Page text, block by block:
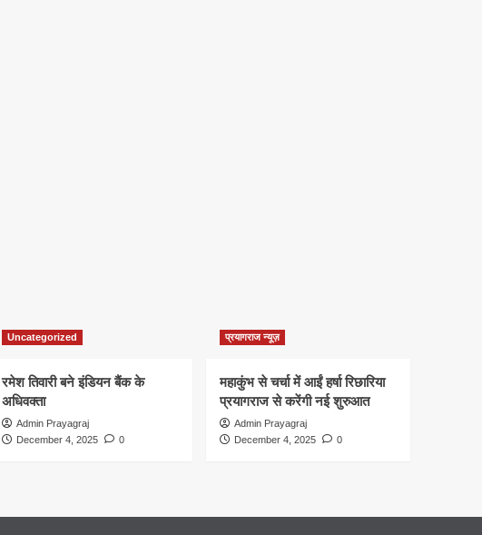
Uncategorized
रमेश तिवारी बने इंडियन बैंक के
अधिवक्ता
Admin Prayagraj
December 4, 2025
0
प्रयागराज न्यूज़
महाकुंभ से चर्चा में आईं हर्षा रिछारिया
प्रयागराज से करेंगी नई शुरुआत
Admin Prayagraj
December 4, 2025
0